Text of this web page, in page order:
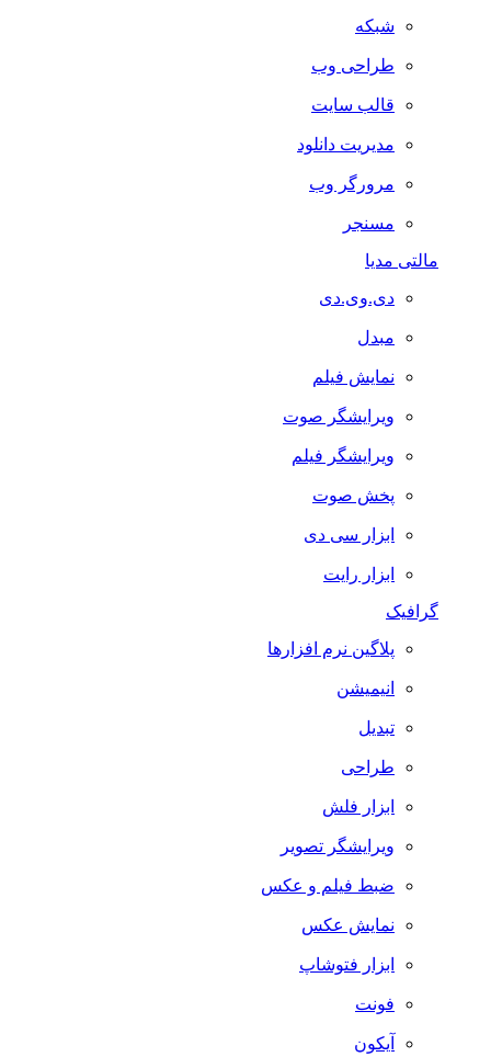
شبکه
طراحی وب
قالب سایت
مدیریت دانلود
مرورگر وب
مسنجر
مالتی مدیا
دی.وی.دی
مبدل
نمایش فیلم
ویرایشگر صوت
ویرایشگر فیلم
پخش صوت
ابزار سی دی
ابزار رایت
گرافیک
پلاگین نرم افزارها
انیمیشن
تبدیل
طراحی
ابزار فلش
ویرایشگر تصویر
ضبط فيلم و عكس
نمایش عکس
ابزار فتوشاپ
فونت
آیکون